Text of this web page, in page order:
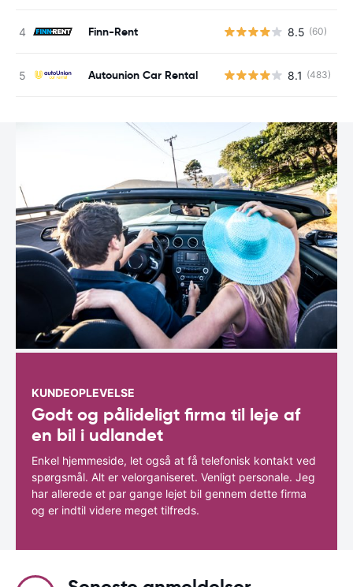
Finn-Rent 8.5 (60)
Autounion Car Rental 8.1 (483)
KUNDEOPLEVELSE
Godt og pålideligt firma til leje af
en bil i udlandet
Enkel hjemmeside, let også at få telefonisk kontakt ved
spørgsmål. Alt er velorganiseret. Venligt personale. Jeg
har allerede et par gange lejet bil gennem dette firma
og er indtil videre meget tilfreds.